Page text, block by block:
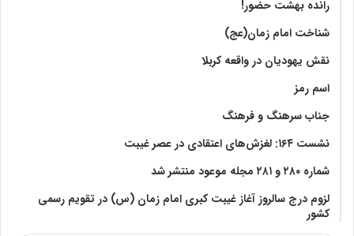
رانده بهشت‌ حضور!
شناخت امام زمان(عج)
نقش یهودیان در واقعه کربلا
اسم رمز
جناب سرهنگ و فرهنگ
نشست ۱۶۴: لغزش‌های اعتقادی در عصر غیبت
شماره ۲۸۰ و ۲۸۱ مجله موعود منتشر شد
لزوم درج سالروز آغاز غیبت کبری امام زمان (س) در تقویم رسمی
کشور